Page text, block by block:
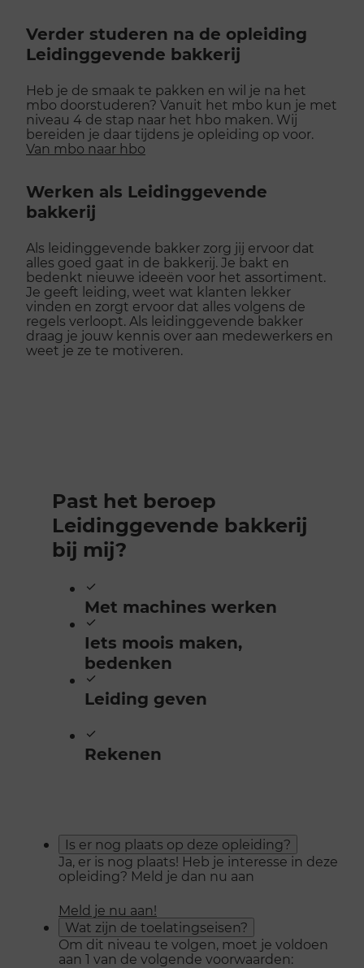
Verder studeren na de opleiding
Leidinggevende bakkerij
Heb je de smaak te pakken en wil je na het
mbo doorstuderen? Vanuit het mbo kun je met
niveau 4 de stap naar het hbo maken. Wij
bereiden je daar tijdens je opleiding op voor.
Van mbo naar hbo
Werken als Leidinggevende
bakkerij
Als leidinggevende bakker zorg jij ervoor dat
alles goed gaat in de bakkerij. Je bakt en
bedenkt nieuwe ideeën voor het assortiment.
Je geeft leiding, weet wat klanten lekker
vinden en zorgt ervoor dat alles volgens de
regels verloopt. Als leidinggevende bakker
draag je jouw kennis over aan medewerkers en
weet je ze te motiveren.
Past het beroep
Leidinggevende bakkerij
bij mij?
Met machines werken
Iets moois maken,
bedenken
Leiding geven
Rekenen
Is er nog plaats op deze opleiding?
Ja, er is nog plaats! Heb je interesse in deze
opleiding? Meld je dan nu aan
Meld je nu aan!
Wat zijn de toelatingseisen?
Om dit niveau te volgen, moet je voldoen
aan 1 van de volgende voorwaarden: